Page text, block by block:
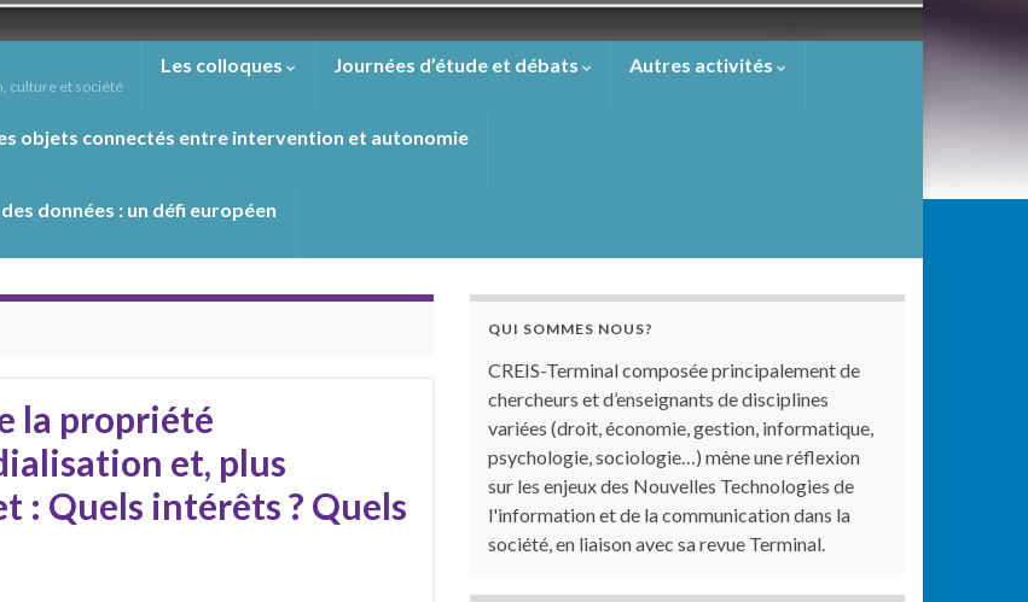
culture et société
Les colloques Journées d’étude et débats Autres activités
objets connectés entre intervention et autonomie
données : un défi européen
la propriété
et, plus
: Quels intérêts ? Quels
QUI SOMMES NOUS?
CREIS-Terminal composée principalement de
chercheurs et d’enseignants de disciplines
variées (droit, économie, gestion, informatique,
psychologie, sociologie…) mène une réflexion
sur les enjeux des Nouvelles Technologies de
l'information et de la communication dans la
société, en liaison avec sa revue Terminal.